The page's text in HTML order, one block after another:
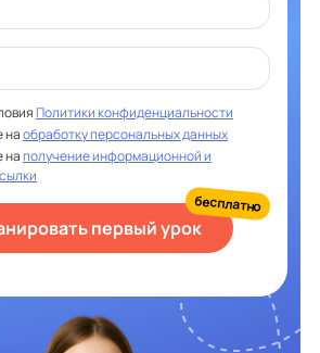
Политики конфиденциальности
наобработку персональных данных
наполучение информационной и
первый урок
бесплатно